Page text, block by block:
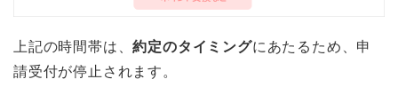
上記の時間帯は、約定のタイミングにあたるため、申
請受付が停止されます。